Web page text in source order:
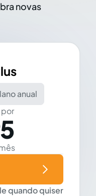
novas
anual
por
quando quiser